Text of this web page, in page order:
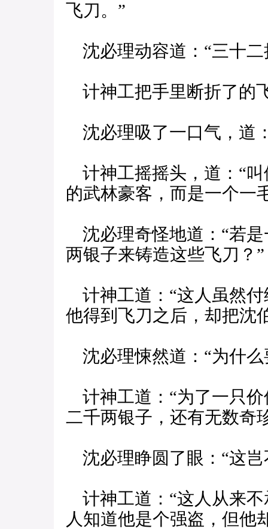
飞刀。”
沈必理动容道：“三十二
计神工把手里断折了的
沈必理吸了一口气，道
计神工摇摇头，道：“
的武林豪客，而是一个一
沈必理奇怪地道：“若
两银子来铸造这些飞刀？”
计神工道：“这人虽然
他得到飞刀之后，却把沈
沈必理悚然道：“为什么
计神工道：“为了一只价
二千两银子，还有无数奇
沈必理睁圆了眼：“这岂
计神工道：“这人从来
人知道他是个强盗，但他